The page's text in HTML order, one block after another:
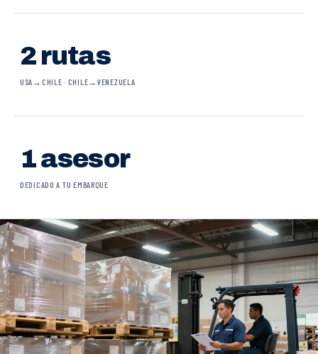
2 rutas
USA→CHILE · CHILE→VENEZUELA
1 asesor
DEDICADO A TU EMBARQUE